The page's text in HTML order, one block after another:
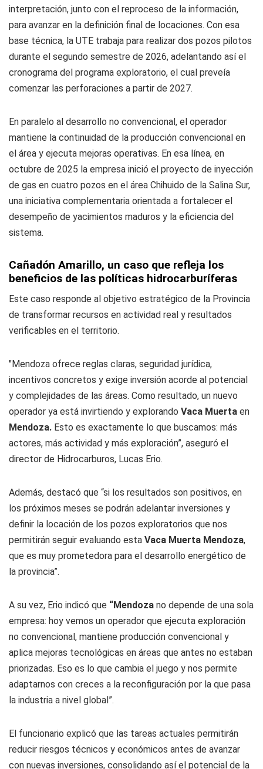
interpretación, junto con el reproceso de la información,
para avanzar en la definición final de locaciones. Con esa
base técnica, la UTE trabaja para realizar dos pozos pilotos
durante el segundo semestre de 2026, adelantando así el
cronograma del programa exploratorio, el cual preveía
comenzar las perforaciones a partir de 2027.
En paralelo al desarrollo no convencional, el operador
mantiene la continuidad de la producción convencional en
el área y ejecuta mejoras operativas. En esa línea, en
octubre de 2025 la empresa inició el proyecto de inyección
de gas en cuatro pozos en el área Chihuido de la Salina Sur,
una iniciativa complementaria orientada a fortalecer el
desempeño de yacimientos maduros y la eficiencia del
sistema.
Cañadón Amarillo, un caso que refleja los
beneficios de las políticas hidrocarburíferas
Este caso responde al objetivo estratégico de la Provincia
de transformar recursos en actividad real y resultados
verificables en el territorio.
"Mendoza ofrece reglas claras, seguridad jurídica,
incentivos concretos y exige inversión acorde al potencial
y complejidades de las áreas. Como resultado, un nuevo
operador ya está invirtiendo y explorando Vaca Muerta en
Mendoza. Esto es exactamente lo que buscamos: más
actores, más actividad y más exploración”, aseguró el
director de Hidrocarburos, Lucas Erio.
Además, destacó que “si los resultados son positivos, en
los próximos meses se podrán adelantar inversiones y
definir la locación de los pozos exploratorios que nos
permitirán seguir evaluando esta Vaca Muerta Mendoza,
que es muy prometedora para el desarrollo energético de
la provincia”.
A su vez, Erio indicó que “Mendoza no depende de una sola
empresa: hoy vemos un operador que ejecuta exploración
no convencional, mantiene producción convencional y
aplica mejoras tecnológicas en áreas que antes no estaban
priorizadas. Eso es lo que cambia el juego y nos permite
adaptarnos con creces a la reconfiguración por la que pasa
la industria a nivel global”.
El funcionario explicó que las tareas actuales permitirán
reducir riesgos técnicos y económicos antes de avanzar
con nuevas inversiones, consolidando así el potencial de la